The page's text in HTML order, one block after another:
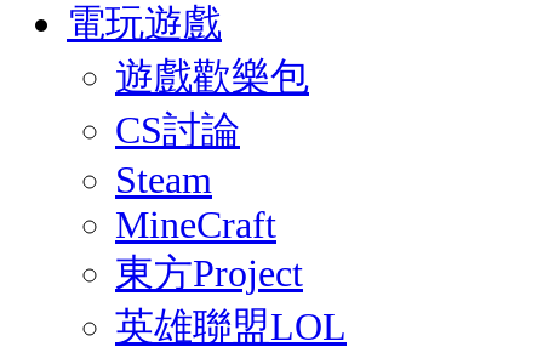
電玩遊戲
遊戲歡樂包
CS討論
Steam
MineCraft
東方Project
英雄聯盟LOL